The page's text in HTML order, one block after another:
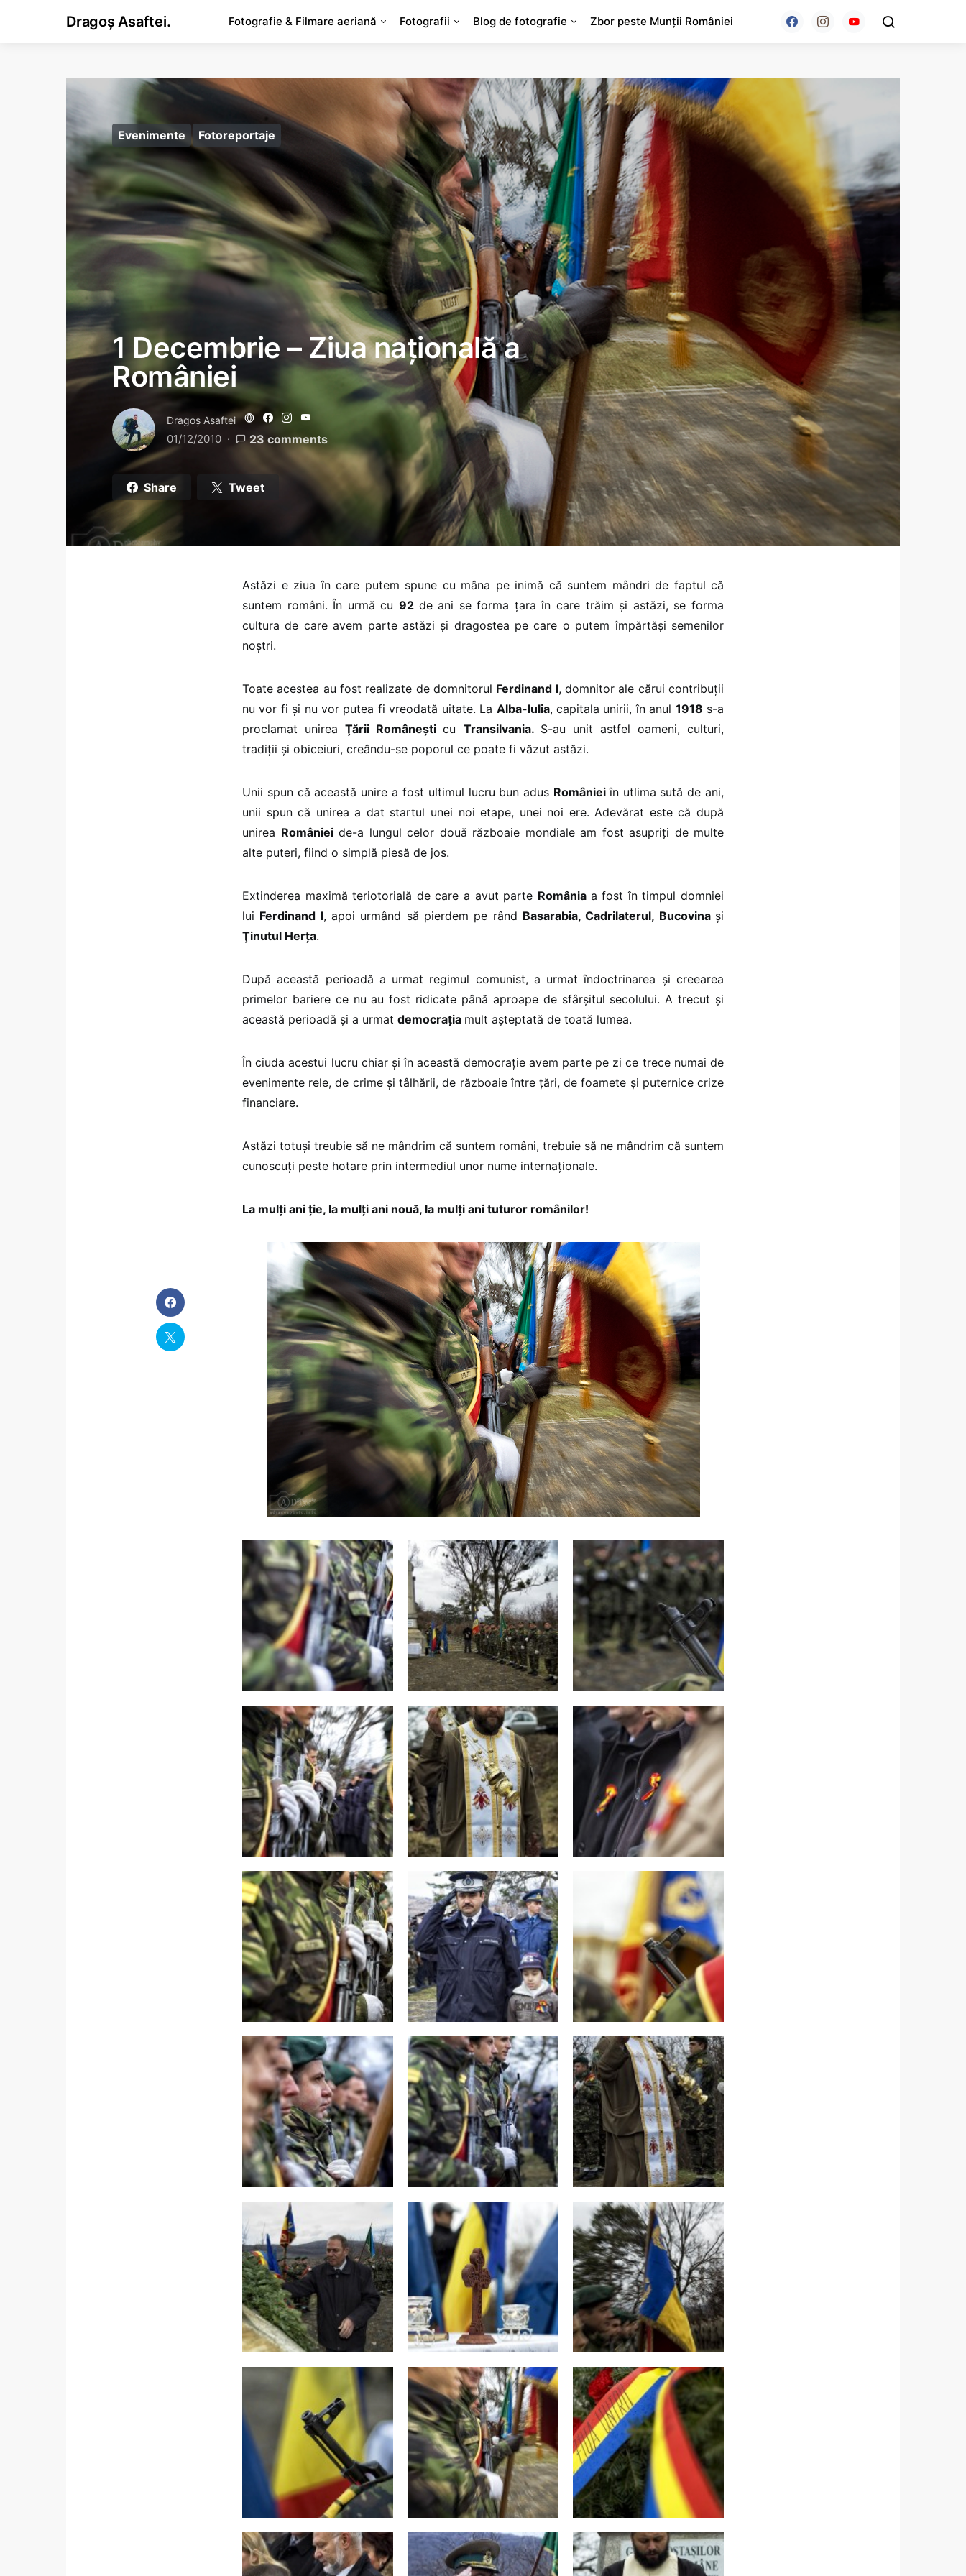
Dragoș Asaftei. Fotografie & Filmare aeriană Fotografii Blog de fotografie Zbor peste Munții României
Evenimente Fotoreportaje
1 Decembrie – Ziua națională a
României
Dragoş Asaftei
01/12/2010 23 comments
Share Tweet
Astăzi e ziua în care putem spune cu mâna pe inimă că suntem mândri de faptul că
suntem români. În urmă cu 92 de ani se forma ţara în care trăim şi astăzi, se forma
cultura de care avem parte astăzi şi dragostea pe care o putem împărtăşi semenilor
noştri.
Toate acestea au fost realizate de domnitorul Ferdinand I, domnitor ale cărui contribuţii
nu vor fi şi nu vor putea fi vreodată uitate. La Alba-Iulia, capitala unirii, în anul 1918 s-a
proclamat unireaŢării Româneşticu Transilvania. S-au unit astfel oameni, culturi,
tradiţii şi obiceiuri, creându-se poporul ce poate fi văzut astăzi.
Unii spun că această unire a fost ultimul lucru bun adus Românieiîn utlima sută de ani,
unii spun că unirea a dat startul unei noi etape, unei noi ere. Adevărat este că după
unirea Românieide-a lungul celor două războaie mondiale am fost asupriţi de multe
alte puteri, fiind o simplă piesă de jos.
Extinderea maximă teriotorială de care a avut parte România a fost în timpul domniei
lui Ferdinand I, apoi urmând să pierdem pe rând Basarabia, Cadrilaterul, Bucovina şi
Ţinutul Herţa.
După această perioadă a urmat regimul comunist, a urmat îndoctrinarea şi creearea
primelor bariere ce nu au fost ridicate până aproape de sfârşitul secolului. A trecut şi
această perioadă şi a urmat democraţia mult aşteptată de toată lumea.
În ciuda acestui lucru chiar şi în această democraţie avem parte pe zi ce trece numai de
evenimente rele, de crime şi tâlhării, de războaie între ţări, de foamete şi puternice crize
financiare.
Astăzi totuşi treubie să ne mândrim că suntem români, trebuie să ne mândrim că suntem
cunoscuţi peste hotare prin intermediul unor nume internaţionale.
La mulţi ani ţie, la mulţi ani nouă, la mulţi ani tuturor românilor!